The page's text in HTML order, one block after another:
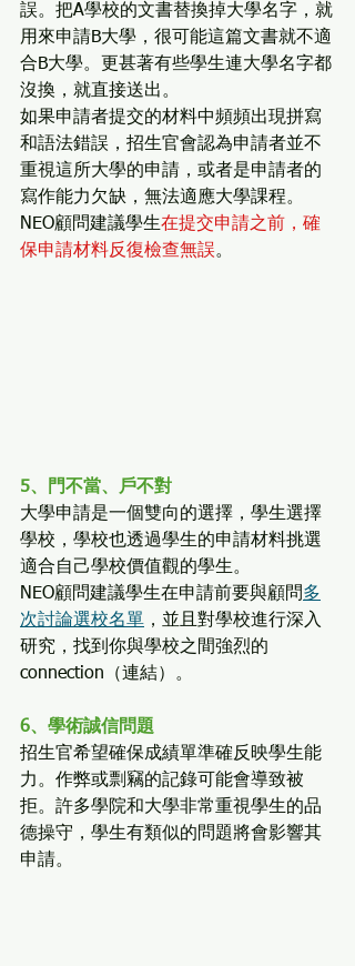
誤。把A學校的文書替換掉大學名字，就
用來申請B大學，很可能這篇文書就不適
合B大學。更甚著有些學生連大學名字都
沒換，就直接送出。
如果申請者提交的材料中頻頻出現拼寫
和語法錯誤，招生官會認為申請者並不
重視這所大學的申請，或者是申請者的
寫作能力欠缺，無法適應大學課程。
NEO顧問建議學生在提交申請之前，確
保申請材料反復檢查無誤。
5、門不當、戶不對
大學申請是一個雙向的選擇，學生選擇
學校，學校也透過學生的申請材料挑選
適合自己學校價值觀的學生。
NEO顧問建議學生在申請前要與顧問多
次討論選校名單 ，並且對學校進行深入
研究，找到你與學校之間強烈的
connection（連結）。
6、學術誠信問題
招生官希望確保成績單準確反映學生能
力。作弊或剽竊的記錄可能會導致被
拒。許多學院和大學非常重視學生的品
德操守，學生有類似的問題將會影響其
申請。